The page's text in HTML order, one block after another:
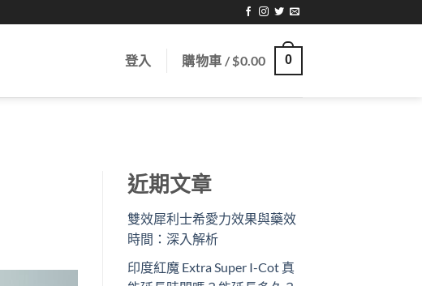
登入 購物車 /$0.00 0
近期文章
雙效犀利士希愛力效果與藥效
時間：深入解析
印度紅魔 Extra Super I-Cot 真